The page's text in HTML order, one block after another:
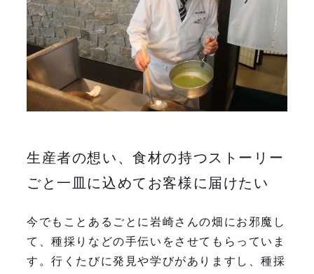
生産者の想い、食材の持つストーリー
ごと一皿に込めてお客様に届けたい
今でもことあるごとに岩崎さんの畑にお邪魔し
て、種採りなどの手伝いをさせてもらっていま
す。行くたびに発見や学びがありますし、種採